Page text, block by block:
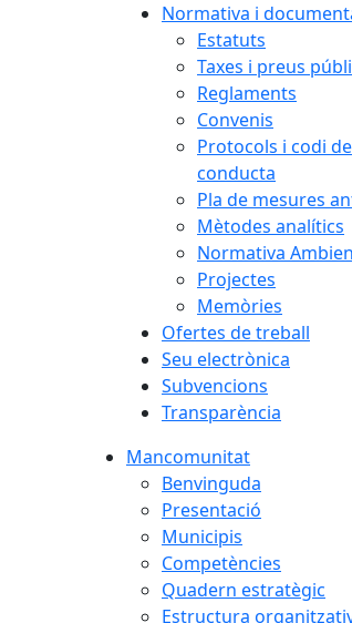
Normativa i
Estatuts
Taxes i preus
Reglaments
Convenis
Protocols i codi de
conducta
Pla de mesures
Mètodes analítics
Normativa
Projectes
Memòries
Ofertes de treball
Seu electrònica
Subvencions
Transparència
Mancomunitat
Benvinguda
Presentació
Municipis
Competències
Quadern estratègic
Estructura